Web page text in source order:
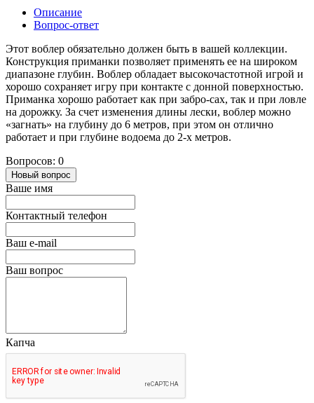
Описание
Вопрос-ответ
Этот воблер обязательно должен быть в вашей коллекции.
Конструкция приманки позволяет применять ее на широком
диапазоне глубин. Воблер обладает высокочастотной игрой и
хорошо сохраняет игру при контакте с донной поверхностью.
Приманка хорошо работает как при забро-сах, так и при ловле
на дорожку. За счет изменения длины лески, воблер можно
«загнать» на глубину до 6 метров, при этом он отлично
работает и при глубине водоема до 2-х метров.
Вопросов: 0
Новый вопрос
Ваше имя
Контактный телефон
Ваш e-mail
Ваш вопрос
Капча